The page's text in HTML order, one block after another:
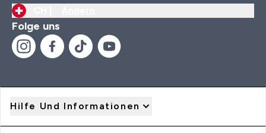
Folge uns
Hilfe Und Informationen